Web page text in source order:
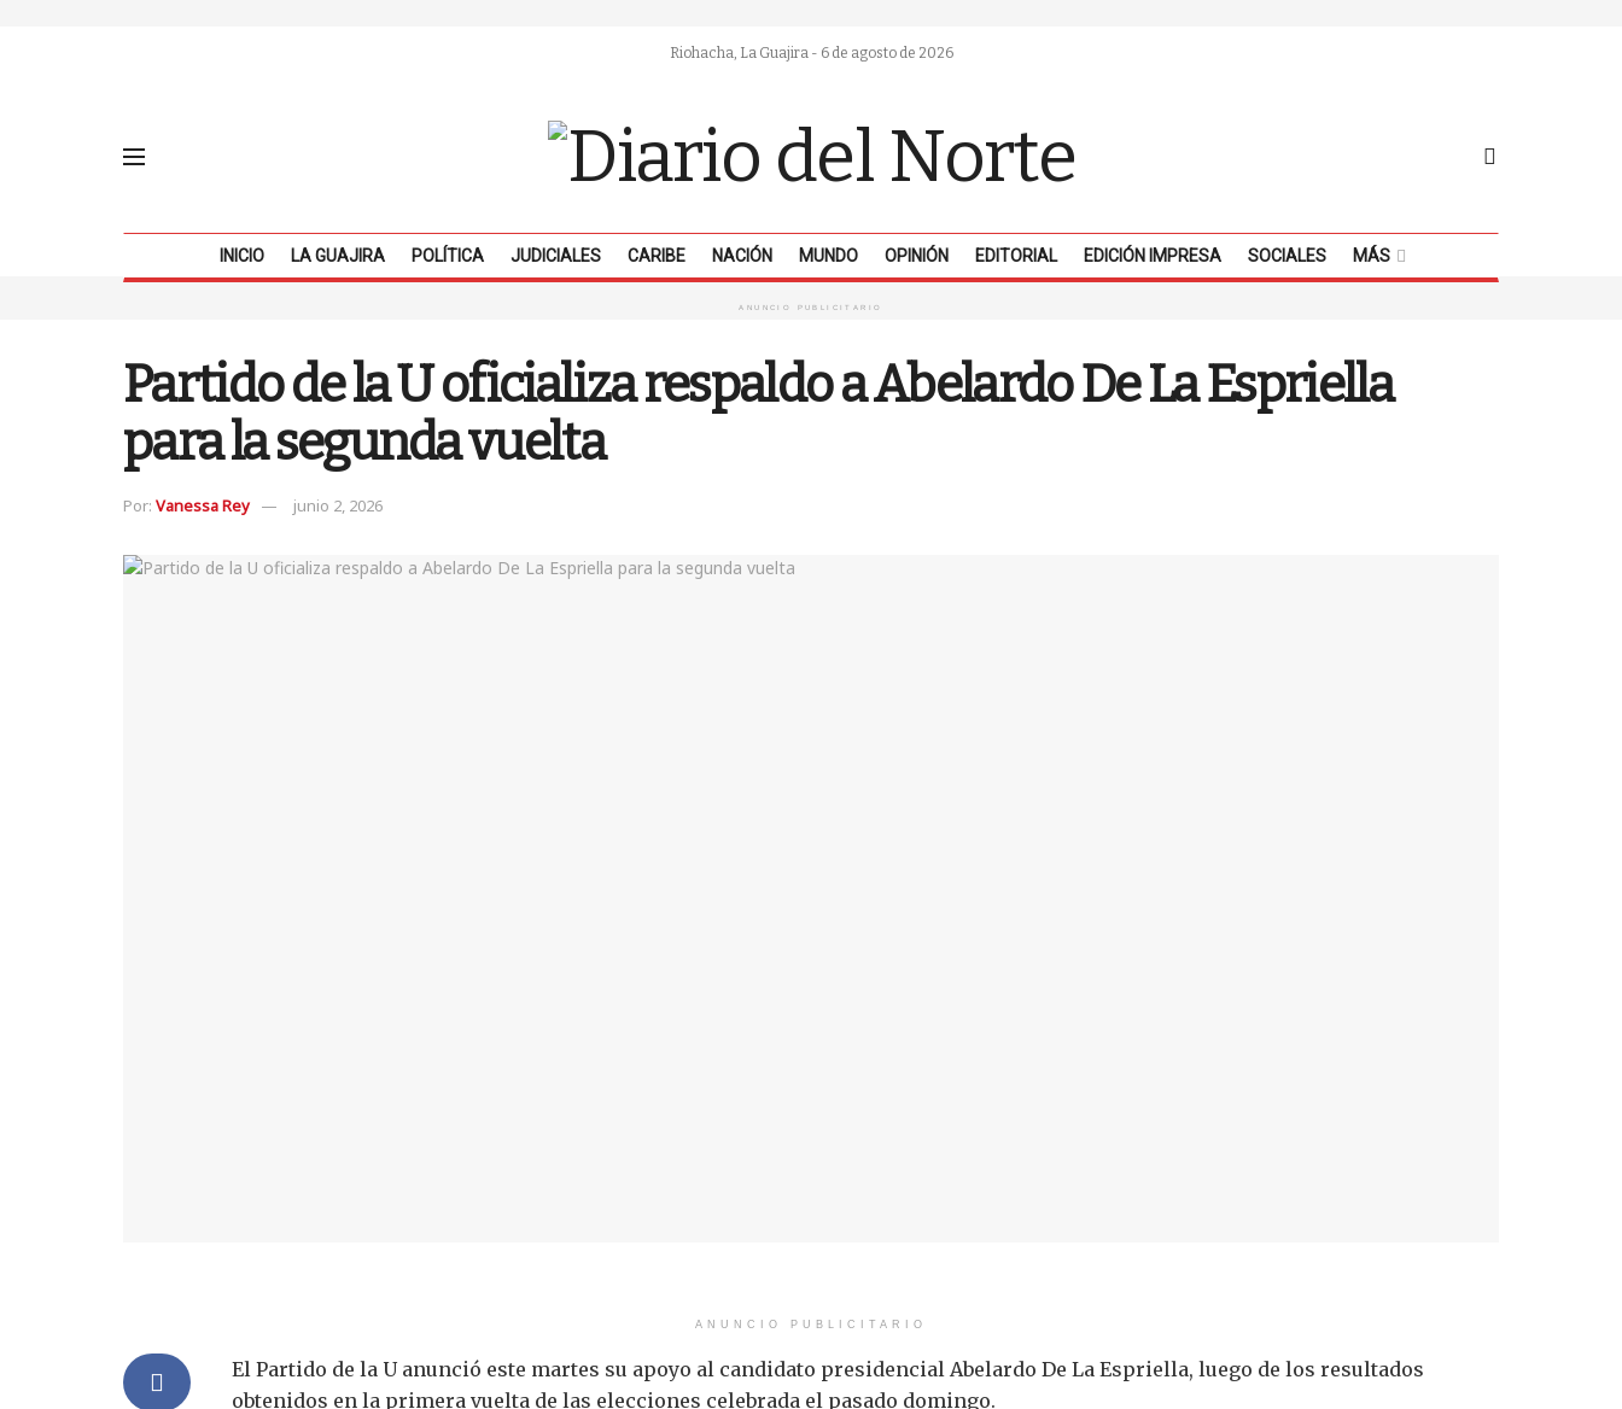
Riohacha, La Guajira - 6 de agosto de 2026
INICIO LA GUAJIRA POLÍTICA JUDICIALES CARIBE NACIÓN MUNDO OPINIÓN EDITORIAL EDICIÓN IMPRESA SOCIALES MÁS
ANUNCIO PUBLICITARIO
Partido de la U oficializa respaldo a Abelardo De La Espriella
para la segunda vuelta
Por: Vanessa Rey junio 2, 2026
ANUNCIO PUBLICITARIO
El Partido de la U anunció este martes su apoyo al candidato presidencial Abelardo De La Espriella, luego de los resultados
obtenidos en la primera vuelta de las elecciones celebrada el pasado domingo.